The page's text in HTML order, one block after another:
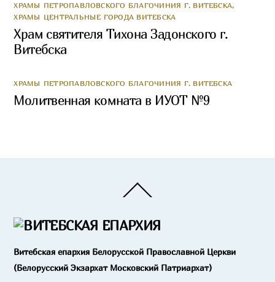
ХРАМЫ ПЕТРОПАВЛОВСКОГО БЛАГОЧИНИЯ Г. ВИТЕБСКА,
ХРАМЫ ЦЕНТРАЛЬНЫЕ ГОРОДА ВИТЕБСКА
Храм святителя Тихона Задонского г.
Витебска
ХРАМЫ ПЕТРОПАВЛОВСКОГО БЛАГОЧИНИЯ Г. ВИТЕБСКА
Молитвенная комната в ИУОТ №9
To
Витебская епархия Белорусской Православной Церкви
(Белорусский Экзархат Московский Патриархат)